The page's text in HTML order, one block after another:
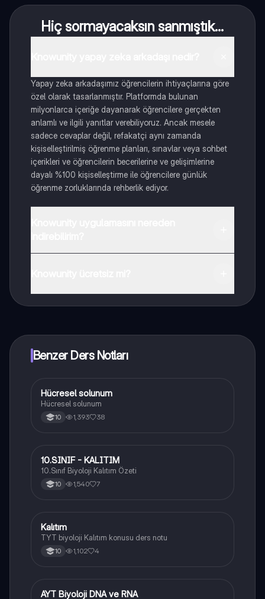
Hiç sormayacaksın sanmıştık...
Yapay zeka arkadaşımız öğrencilerin ihtiyaçlarına göre
özel olarak tasarlanmıştır. Platformda bulunan
milyonlarca içeriğe dayanarak öğrencilere gerçekten
anlamlı ve ilgili yanıtlar verebiliyoruz. Ancak mesele
sadece cevaplar değil, refakatçi aynı zamanda
kişiselleştirilmiş öğrenme planları, sınavlar veya sohbet
içerikleri ve öğrencilerin becerilerine ve gelişimlerine
dayalı %100 kişiselleştirme ile öğrencilere günlük
öğrenme zorluklarında rehberlik ediyor.
Benzer Ders Notları
Biyoloji
Hücresel solunum
Hücresel solunum
10 1,393 38
Biyoloji
10.SINIF - KALITIM
10.Sınıf Biyoloji Kalıtım Özeti
10 1,540 7
Biyoloji
Kalıtım
TYT biyoloji Kalıtım konusu ders notu
10 1,102 4
Biyoloji
AYT Biyoloji DNA ve RNA